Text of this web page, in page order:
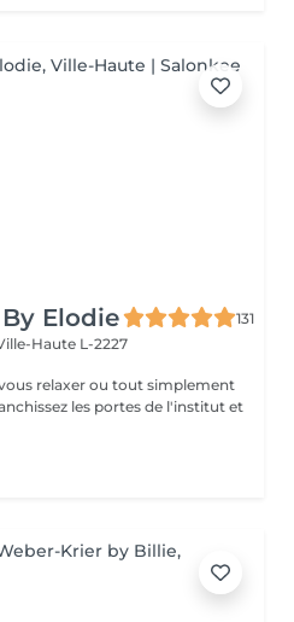
Elodie
131
Haute L-2227
relaxer ou tout simplement
les portes de l'institut et